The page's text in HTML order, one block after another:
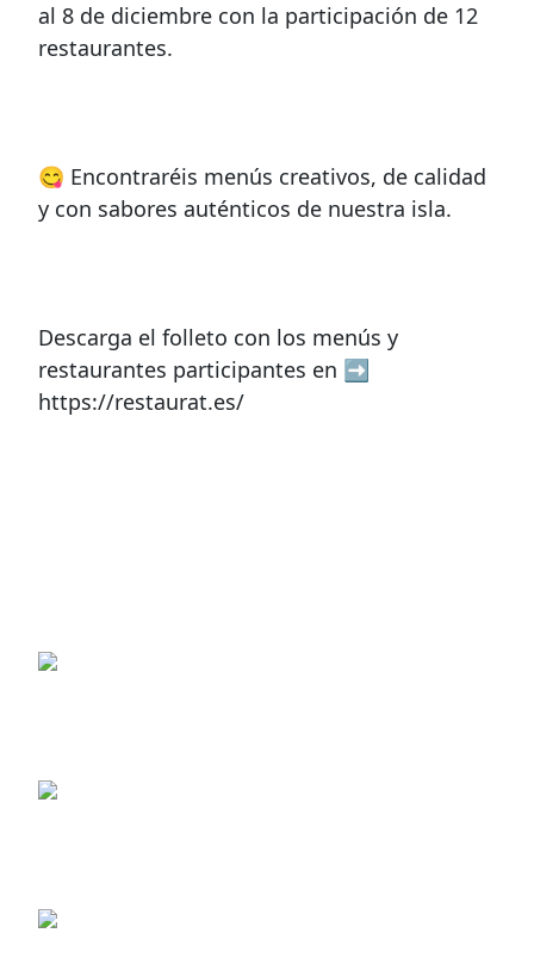
al 8 de diciembre con la participación de 12
restaurantes.
😋 Encontraréis menús creativos, de calidad
y con sabores auténticos de nuestra isla.
Descarga el folleto con los menús y
restaurantes participantes en ➡
https://restaurat.es/